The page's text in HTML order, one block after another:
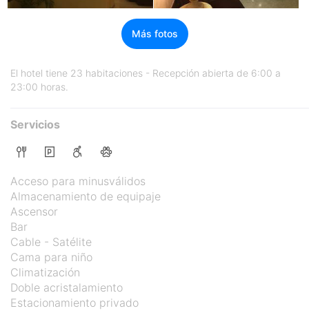
Más fotos
El hotel tiene 23 habitaciones - Recepción abierta de 6:00 a
23:00 horas.
Servicios
Acceso para minusválidos
Almacenamiento de equipaje
Ascensor
Bar
Cable - Satélite
Cama para niño
Climatización
Doble acristalamiento
Estacionamiento privado